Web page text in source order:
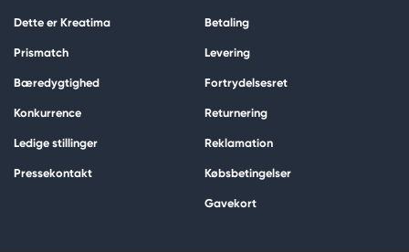
Dette er Kreatima
Prismatch
Bæredygtighed
Konkurrence
Ledige stillinger
Pressekontakt
Betaling
Levering
Fortrydelsesret
Returnering
Reklamation
Købsbetingelser
Gavekort